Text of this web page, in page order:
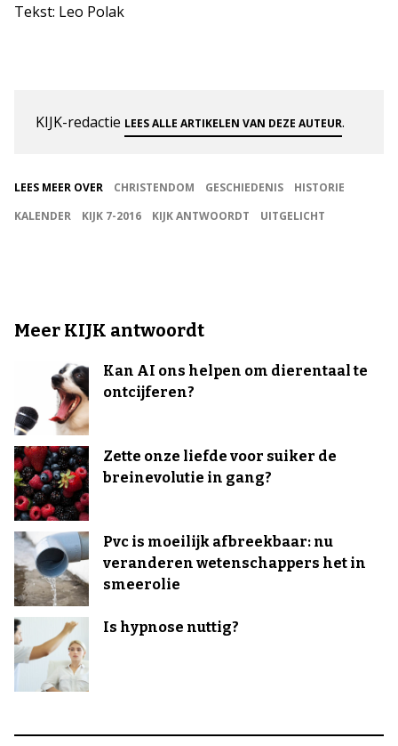
Tekst: Leo Polak
KIJK-redactie LEES ALLE ARTIKELEN VAN DEZE AUTEUR.
LEES MEER OVER CHRISTENDOM GESCHIEDENIS
HISTORIE
KALENDER
KIJK 7-2016 KIJK ANTWOORDT UITGELICHT
Meer KIJK antwoordt
Kan AI ons helpen om dierentaal te
ontcijferen?
Zette onze liefde voor suiker de
breinevolutie in gang?
Pvc is moeilijk afbreekbaar: nu
veranderen wetenschappers het in
smeerolie
Is hypnose nuttig?